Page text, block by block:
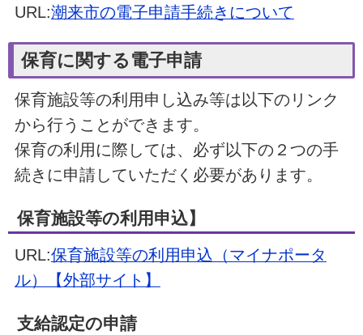
URL:潮来市の電子申請手続きについて
保育に関する電子申請
保育施設等の利用申し込み等は以下のリンク
から行うことができます。
保育の利用に際しては、必ず以下の２つの手
続きに申請していただく必要があります。
保育施設等の利用申込】
URL:保育施設等の利用申込（マイナポータ
ル）【外部サイト】
支給認定の申請